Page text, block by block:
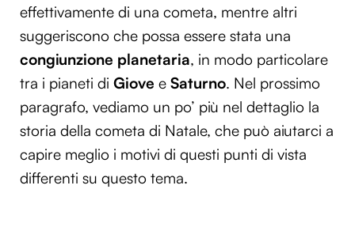
effettivamente di una cometa, mentre altri
suggeriscono che possa essere stata una
congiunzione planetaria, in modo particolare
tra i pianeti di Giove e Saturno. Nel prossimo
paragrafo, vediamo un po’ più nel dettaglio la
storia della cometa di Natale, che può aiutarci a
capire meglio i motivi di questi punti di vista
differenti su questo tema.